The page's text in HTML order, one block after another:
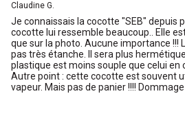
Claudine G.
Je connaissais la cocotte "SEB" depuis
cocotte lui ressemble beaucoup.. Elle
que sur la photo. Aucune importance !!!
pas très étanche. Il sera plus
plastique est moins souple que celui en
Autre point : cette cocotte est souvent
vapeur. Mais pas de panier !!!! Dommage